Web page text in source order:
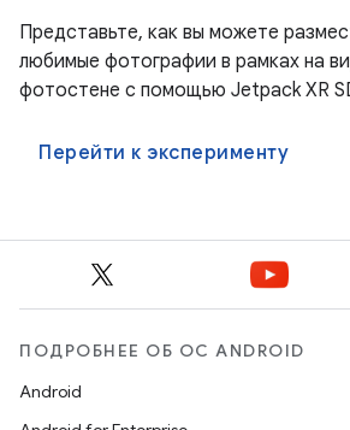
Представьте, как вы можете
любимые фотографии в рамках на
фотостене с помощью Jetpack XR
Перейти к эксперименту
ПОДРОБНЕЕ ОБ ОС ANDROID
Android